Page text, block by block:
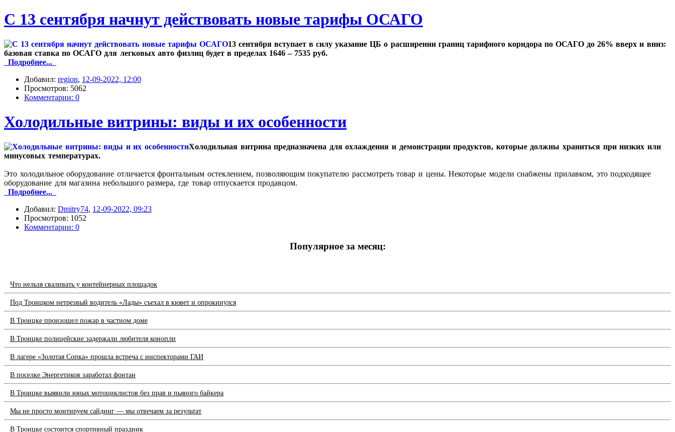
С 13 сентября начнут действовать новые тарифы ОСАГО
13 сентября вступает в силу указание ЦБ о расширении границ тарифного коридора по ОСАГО до 26% вверх и вниз:
базовая ставка по ОСАГО для легковых авто физлиц будет в пределах 1646 – 7535 руб.
Подробнее...
Добавил: region, 12-09-2022, 12:00
Просмотров: 5062
Комментарии: 0
Холодильные витрины: виды и их особенности
Холодильная витрина предназначена для охлаждения и демонстрации продуктов, которые должны храниться при низких или
минусовых температурах.
Это холодильное оборудование отличается фронтальным остеклением, позволяющим покупателю рассмотреть товар и цены. Некоторые модели снабжены прилавком, это подходящее
оборудование для магазина небольшого размера, где товар отпускается продавцом.
Подробнее...
Добавил: Dmitry74, 12-09-2022, 09:23
Просмотров: 1052
Комментарии: 0
Популярное за месяц:
Что нельзя сваливать у контейнерных площадок
Под Троицком нетрезвый водитель «Лады» съехал в кювет и опрокинулся
В Троицке произошел пожар в частном доме
В Троицке полицейские задержали любителя конопли
В лагере «Золотая Сопка» прошла встреча с инспекторами ГАИ
В поселке Энергетиков заработал фонтан
В Троицке выявили юных мотоциклистов без прав и пьяного байкера
Мы не просто монтируем сайдинг — мы отвечаем за результат
В Троицке состоится спортивный праздник